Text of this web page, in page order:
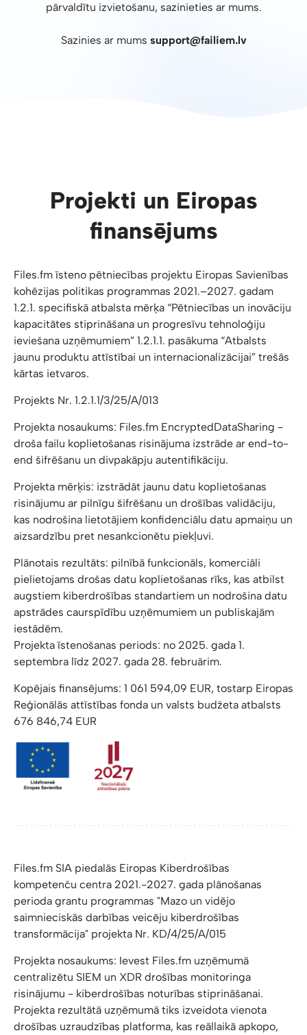
pārvaldītu izvietošanu, sazinieties ar mums.
Sazinies ar mums support@failiem.lv
Projekti un Eiropas
finansējums
Files.fm īsteno pētniecības projektu Eiropas Savienības
kohēzijas politikas programmas 2021.–2027. gadam
1.2.1. specifiskā atbalsta mērķa “Pētniecības un inovāciju
kapacitātes stiprināšana un progresīvu tehnoloģiju
ieviešana uzņēmumiem” 1.2.1.1. pasākuma “Atbalsts
jaunu produktu attīstībai un internacionalizācijai” trešās
kārtas ietvaros.
Projekts Nr. 1.2.1.1/3/25/A/013
Projekta nosaukums: Files.fm EncryptedDataSharing -
droša failu koplietošanas risinājuma izstrāde ar end-to-
end šifrēšanu un divpakāpju autentifikāciju.
Projekta mērķis: izstrādāt jaunu datu koplietošanas
risinājumu ar pilnīgu šifrēšanu un drošības validāciju,
kas nodrošina lietotājiem konfidenciālu datu apmaiņu un
aizsardzību pret nesankcionētu piekļuvi.
Plānotais rezultāts: pilnībā funkcionāls, komerciāli
pielietojams drošas datu koplietošanas rīks, kas atbilst
augstiem kiberdrošības standartiem un nodrošina datu
apstrādes caurspīdību uzņēmumiem un publiskajām
iestādēm.
Projekta īstenošanas periods: no 2025. gada 1.
septembra līdz 2027. gada 28. februārim.
Kopējais finansējums: 1 061 594,09 EUR, tostarp Eiropas
Reģionālās attīstības fonda un valsts budžeta atbalsts
676 846,74 EUR
Files.fm SIA piedalās Eiropas Kiberdrošības
kompetenču centra 2021.-2027. gada plānošanas
perioda grantu programmas "Mazo un vidējo
saimnieciskās darbības veicēju kiberdrošības
transformācija" projekta Nr. KD/4/25/A/015
Projekta nosaukums: Ievest Files.fm uzņēmumā
centralizētu SIEM un XDR drošības monitoringa
risinājumu - kiberdrošības noturības stiprināšanai.
Projekta rezultātā uzņēmumā tiks izveidota vienota
drošības uzraudzības platforma, kas reāllaikā apkopo,